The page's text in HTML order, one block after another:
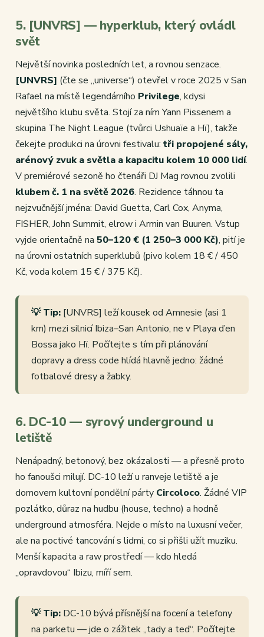
5. [UNVRS] — hyperklub, který ovládl
svět
Největší novinka posledních let, a rovnou senzace.
[UNVRS] (čte se „universe“) otevřel v roce 2025 v San
Rafael na místě legendárního Privilege, kdysi
největšího klubu světa. Stojí za ním Yann Pissenem a
skupina The Night League (tvůrci Ushuaïe a Hï), takže
čekejte produkci na úrovni festivalu: tři propojené sály,
arénový zvuk a světla a kapacitu kolem 10 000 lidí.
V premiérové sezoně ho čtenáři DJ Mag rovnou zvolili
klubem č. 1 na světě 2026. Rezidence táhnou ta
nejzvučnější jména: David Guetta, Carl Cox, Anyma,
FISHER, John Summit, elrow i Armin van Buuren. Vstup
vyjde orientačně na 50–120 € (1 250–3 000 Kč), pití je
na úrovni ostatních superklubů (pivo kolem 18 € / 450
Kč, voda kolem 15 € / 375 Kč).
💡 Tip: [UNVRS] leží kousek od Amnesie (asi 1
km) mezi silnicí Ibiza–San Antonio, ne v Playa d’en
Bossa jako Hï. Počítejte s tím při plánování
dopravy a dress code hlídá hlavně jedno: žádné
fotbalové dresy a žabky.
6. DC-10 — syrový underground u
letiště
Nenápadný, betonový, bez okázalosti — a přesně proto
ho fanoušci milují. DC-10 leží u ranveje letiště a je
domovem kultovní pondělní párty Circoloco. Žádné VIP
pozlátko, důraz na hudbu (house, techno) a hodně
underground atmosféra. Nejde o místo na luxusní večer,
ale na poctivé tancování s lidmi, co si přišli užít muziku.
Menší kapacita a raw prostředí — kdo hledá
„opravdovou“ Ibizu, míří sem.
💡 Tip: DC-10 bývá přísnější na focení a telefony
na parketu — jde o zážitek „tady a teď“. Počítejte